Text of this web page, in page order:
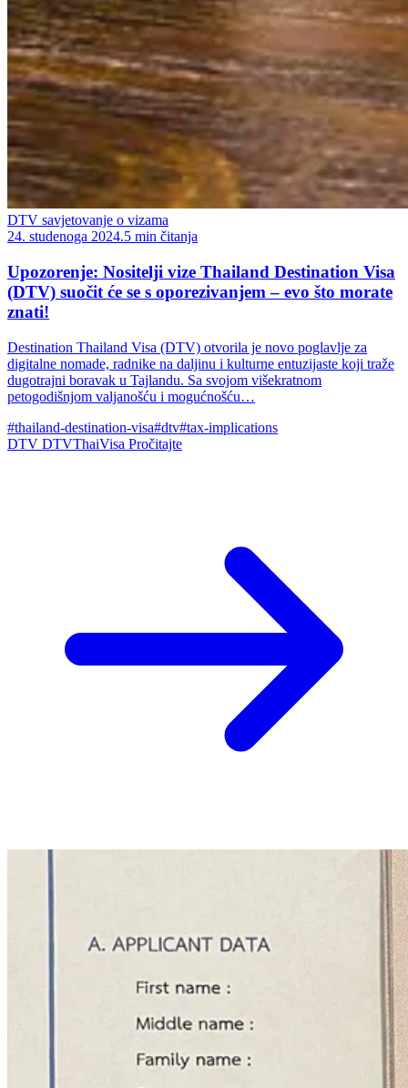
DTV savjetovanje o vizama
24. studenoga 2024.5 min čitanja
Upozorenje: Nositelji vize Thailand Destination Visa
(DTV) suočit će se s oporezivanjem – evo što morate
znati!
Destination Thailand Visa (DTV) otvorila je novo poglavlje za
digitalne nomade, radnike na daljinu i kulturne entuzijaste koji traže
dugotrajni boravak u Tajlandu. Sa svojom višekratnom
petogodišnjom valjanošću i mogućnošću…
#thailand-destination-visa#dtv#tax-implications
DTV DTVThaiVisa Pročitajte